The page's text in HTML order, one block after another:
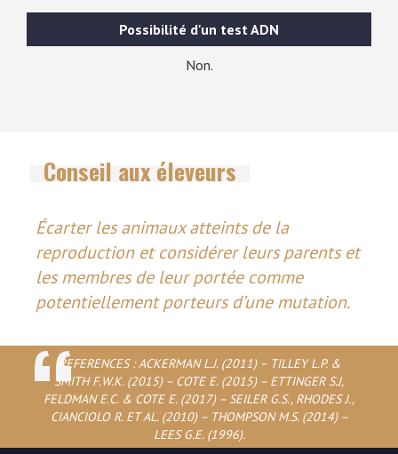
Possibilité d'un test ADN
Non.
Conseil aux éleveurs
Écarter les animaux atteints de la
reproduction et considérer leurs parents et
les membres de leur portée comme
potentiellement porteurs d’une mutation.
REFERENCES : ACKERMAN L.J. (2011) – TILLEY L.P. &
SMITH F.W.K. (2015) – COTE E. (2015) – ETTINGER S.J,
FELDMAN E.C. & COTE E. (2017) – SEILER G.S., RHODES J.,
CIANCIOLO R. ET AL. (2010) – THOMPSON M.S. (2014) –
LEES G.E. (1996).